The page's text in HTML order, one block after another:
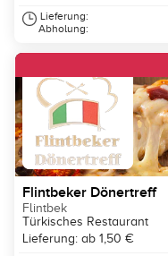
Lieferung:
Abholung:
Flintbeker Dönertreff
Flintbek
Türkisches Restaurant
Lieferung: ab 1,50 €